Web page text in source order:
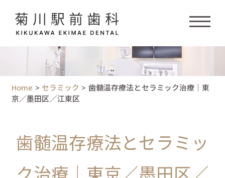
Home > セラミック > 歯髄温存療法とセラミック治療｜東
京／墨田区／江東区
歯髄温存療法とセラミッ